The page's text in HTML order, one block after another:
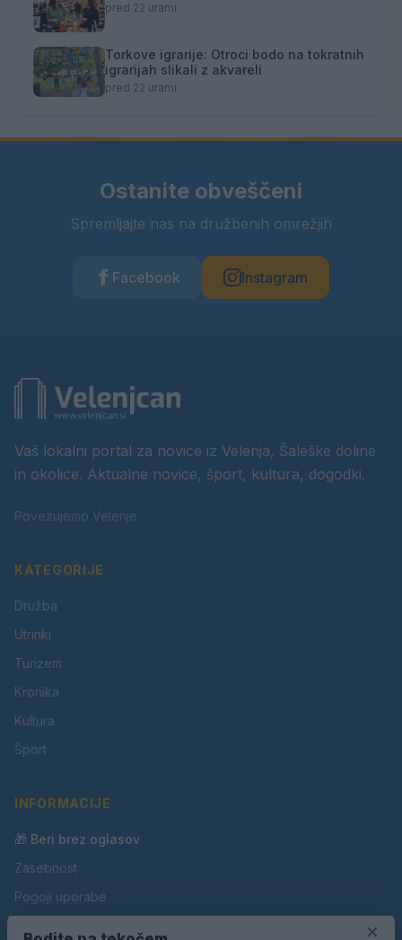
pred 22 urami
Torkove igrarije: Otroci bodo na tokratnih
igrarijah slikali z akvareli
pred 22 urami
Ostanite obveščeni
Spremljajte nas na družbenih omrežjih
Facebook Instagram
Vaš lokalni portal za novice iz Velenja, Šaleške doline
in okolice. Aktualne novice, šport, kultura, dogodki.
Povezujemo Velenje.
KATEGORIJE
Družba
Utrinki
Turizem
Kronika
Kultura
Šport
INFORMACIJE
🎁 Beri brez oglasov
Zasebnost
Pogoji uporabe
×